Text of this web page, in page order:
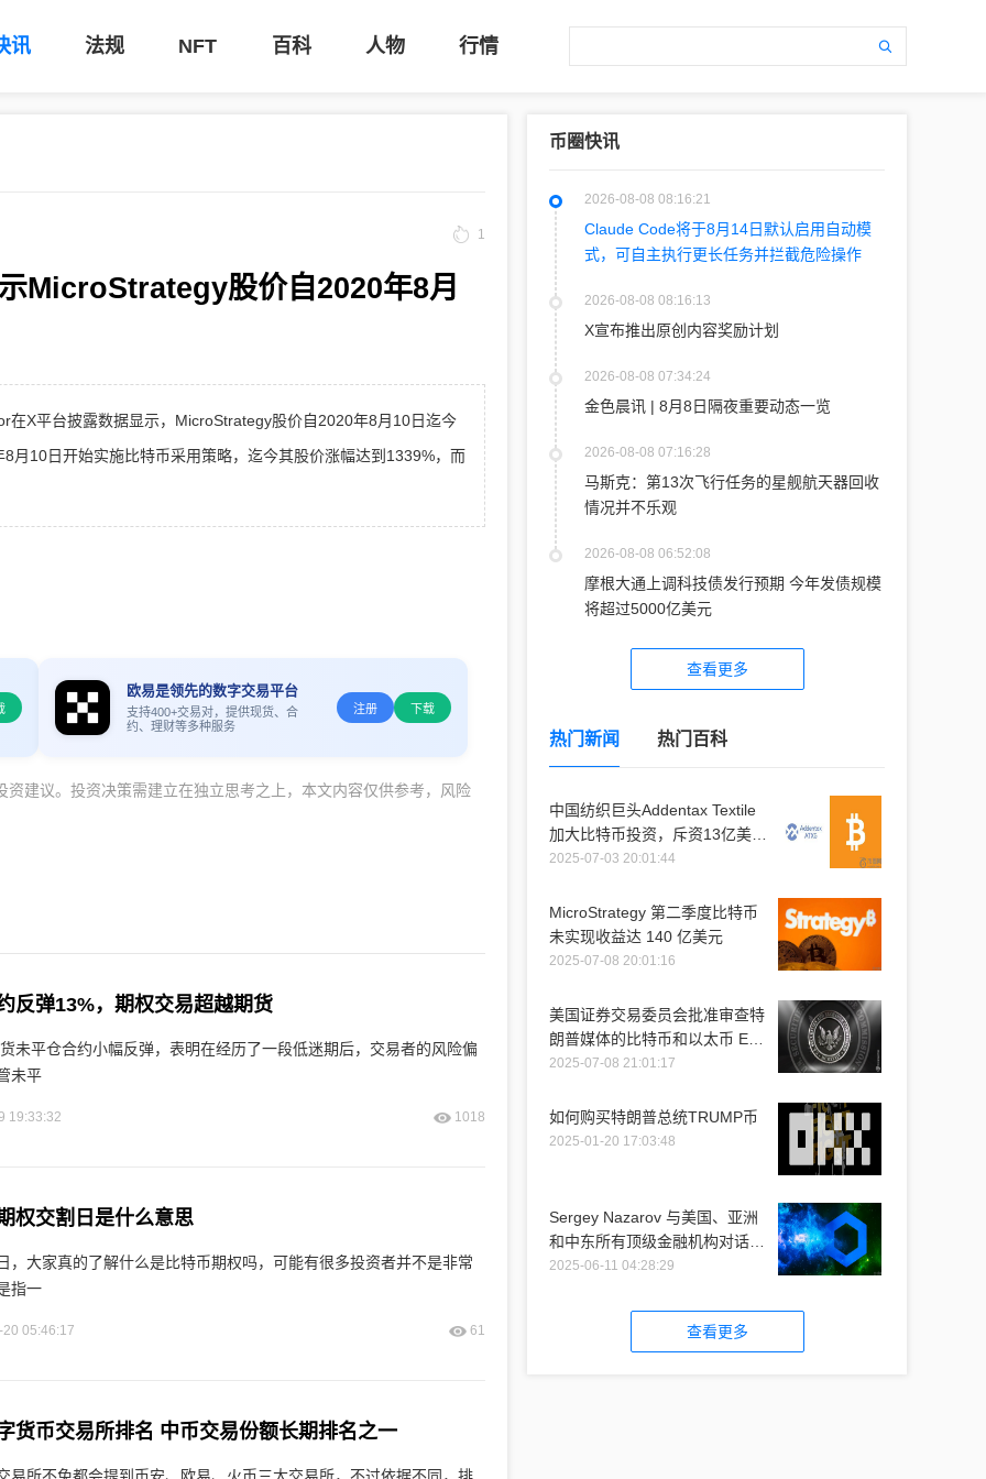
讯 法规 NFT 百科 人物 行情
1
MicroStrategy股价自2020年8月
X平台披露数据显示，MicroStrategy股价自2020年8月10日迄今
月10日开始实施比特币采用策略，迄今其股价涨幅达到1339%，而
欧易是领先的数字交易平台
支持400+交易对，提供现货、合
约、理财等多种服务
注册 下载
资建议。投资决策需建立在独立思考之上，本文内容仅供参考，风险
反弹13%，期权交易超越期货
未平仓合约小幅反弹，表明在经历了一段低迷期后，交易者的风险偏
未平
19:33:32 1018
权交割日是什么意思
，大家真的了解什么是比特币期权吗，可能有很多投资者并不是非常
指一
05:46:17 61
货币交易所排名 中币交易份额长期排名之一
币圈快讯
2026-08-08 08:16:21
Claude Code将于8月14日默认启用自动模
式，可自主执行更长任务并拦截危险操作
2026-08-08 08:16:13
X宣布推出原创内容奖励计划
2026-08-08 07:34:24
金色晨讯 | 8月8日隔夜重要动态一览
2026-08-08 07:16:28
马斯克：第13次飞行任务的星舰航天器回收
情况并不乐观
2026-08-08 06:52:08
摩根大通上调科技债发行预期 今年发债规模
将超过5000亿美元
查看更多
热门新闻 热门百科
中国纺织巨头Addentax Textile
加大比特币投资，斥资13亿美元
购入1.2万枚比特币
2025-07-03 20:01:44
MicroStrategy 第二季度比特币
未实现收益达 140 亿美元
2025-07-08 20:01:16
美国证券交易委员会批准审查特
朗普媒体的比特币和以太币 ETF
推介
2025-07-08 21:01:17
如何购买特朗普总统TRUMP币
2025-01-20 17:03:48
Sergey Nazarov 与美国、亚洲
和中东所有顶级金融机构对话时
提到 Chainlink
2025-06-11 04:28:29
查看更多